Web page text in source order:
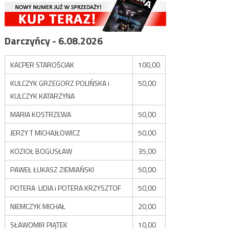
Darczyńcy - 6.08.2026
KACPER STAROŚCIAK
100,00
KULCZYK GRZEGORZ POLIŃSKA i
KULCZYK KATARZYNA
50,00
MARIA KOSTRZEWA
50,00
JERZY T MICHAJŁOWICZ
50,00
KOZIOŁ BOGUSŁAW
35,00
PAWEŁ ŁUKASZ ZIEMIAŃSKI
50,00
POTERA LIDIA i POTERA KRZYSZTOF
50,00
NIEMCZYK MICHAŁ
20,00
SŁAWOMIR PIĄTEK
10,00